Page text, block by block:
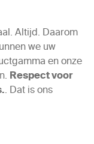
Altijd. Daarom
we uw
en onze
Respect voor
. Dat is ons